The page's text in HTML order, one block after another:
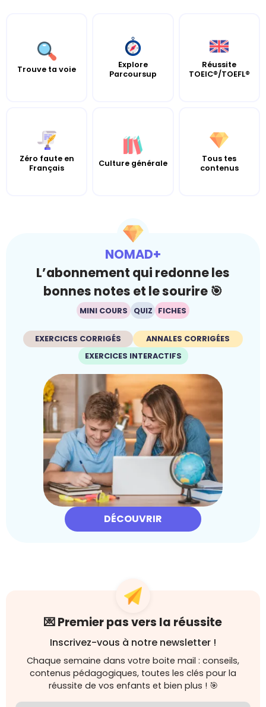
Trouve ta voie
Explore
Parcoursup
Réussite
TOEIC®/TOEFL®
Zéro faute en
Français
Culture générale
Tous tes
contenus
NOMAD+
L’abonnement qui redonne les
bonnes notes et le sourire 🎯
MINI COURS QUIZ FICHES
EXERCICES CORRIGÉS
ANNALES CORRIGÉES
EXERCICES INTERACTIFS
DÉCOUVRIR
💌 Premier pas vers la réussite
Inscrivez-vous à notre newsletter !
Chaque semaine dans votre boite mail : conseils,
contenus pédagogiques, toutes les clés pour la
réussite de vos enfants et bien plus ! 🎯